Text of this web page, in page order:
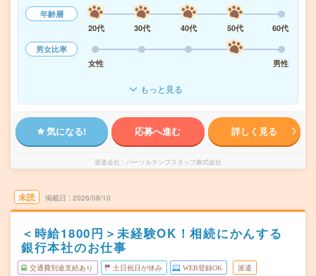
年齢層
20代
30代 40代 50代
60代
男女比率
女性
男性
もっと見る
気になる! 応募へ進む 詳しく見る
派遣会社 パーソルテンプスタッフ株式会社
未読 掲載日 2026/08/10
＜時給1800円＞未経験OK！相続にかんする
銀行本社のお仕事
交通費別途支給あり 土日祝日が休み WEB登録OK 派遣